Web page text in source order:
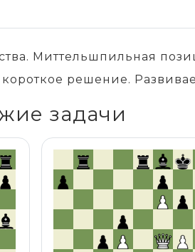
Миттельшпильная
решение.
задачи